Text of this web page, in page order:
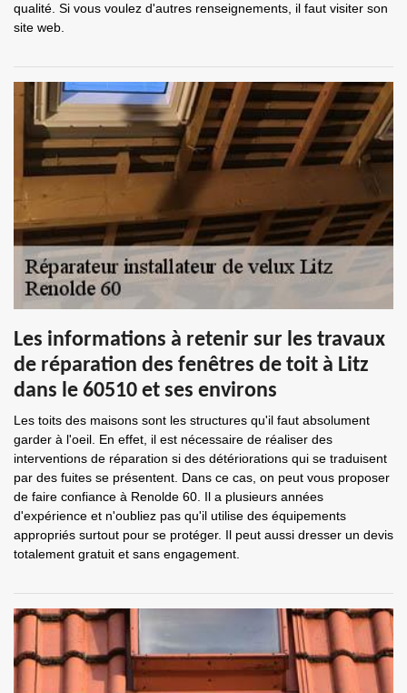
qualité. Si vous voulez d'autres renseignements, il faut visiter son
site web.
Les informations à retenir sur les travaux
de réparation des fenêtres de toit à Litz
dans le 60510 et ses environs
Les toits des maisons sont les structures qu'il faut absolument
garder à l'oeil. En effet, il est nécessaire de réaliser des
interventions de réparation si des détériorations qui se traduisent
par des fuites se présentent. Dans ce cas, on peut vous proposer
de faire confiance à Renolde 60. Il a plusieurs années
d'expérience et n'oubliez pas qu'il utilise des équipements
appropriés surtout pour se protéger. Il peut aussi dresser un devis
totalement gratuit et sans engagement.